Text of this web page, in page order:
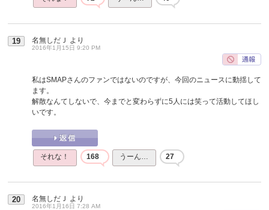
19 名無しだＪ より
2016年1月15日 9:20 PM
私はSMAPさんのファンではないのですが、今回のニュースに動揺して
ます。
解散なんてしないで、今までと変わらずに5人には笑って活動してほし
いです。
それな！ 168 うーん… 27
20 名無しだＪ より
2016年1月16日 7:28 AM